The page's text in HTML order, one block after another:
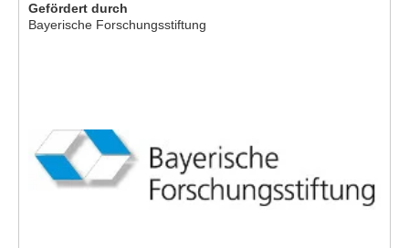
Gefördert durch
Bayerische Forschungsstiftung